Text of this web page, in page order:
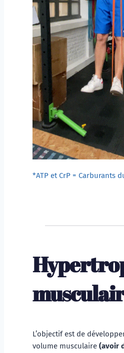
*ATP et CrP = Carburants
L’objectif est de
volume musculaire (avoir